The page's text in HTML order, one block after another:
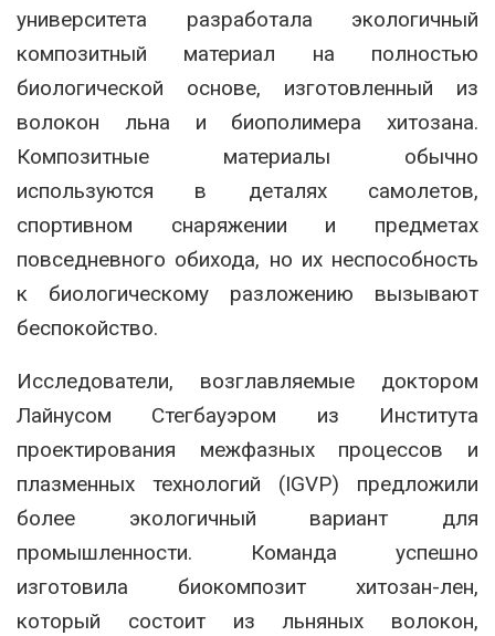
университета разработала экологичный
композитный материал на полностью
биологической основе, изготовленный из
волокон льна и биополимера хитозана.
Композитные материалы обычно
используются в деталях самолетов,
спортивном снаряжении и предметах
повседневного обихода, но их неспособность
к биологическому разложению вызывают
беспокойство.
Исследователи, возглавляемые доктором
Лайнусом Стегбауэром из Института
проектирования межфазных процессов и
плазменных технологий (IGVP) предложили
более экологичный вариант для
промышленности. Команда успешно
изготовила биокомпозит хитозан-лен,
который состоит из льняных волокон,